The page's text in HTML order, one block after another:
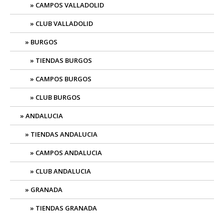
CAMPOS VALLADOLID
CLUB VALLADOLID
BURGOS
TIENDAS BURGOS
CAMPOS BURGOS
CLUB BURGOS
ANDALUCIA
TIENDAS ANDALUCIA
CAMPOS ANDALUCIA
CLUB ANDALUCIA
GRANADA
TIENDAS GRANADA